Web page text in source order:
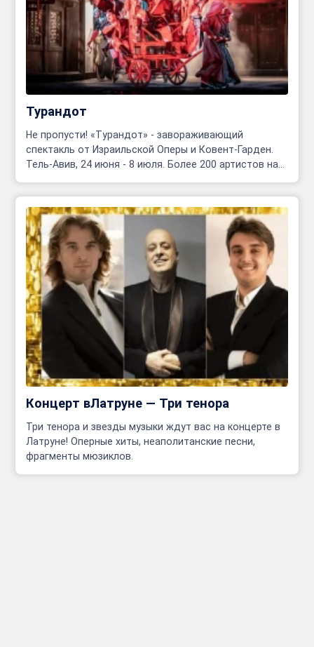
Турандот
Не пропусти! «Турандот» - завораживающий
спектакль от Израильской Оперы и Ковент-Гарден.
Тель-Авив, 24 июня - 8 июля. Более 200 артистов на
Концерт вЛатруне — Три тенора
Три тенора и звезды музыки ждут вас на концерте в
Латруне! Оперные хиты, неаполитанские песни,
фрагменты мюзиклов.